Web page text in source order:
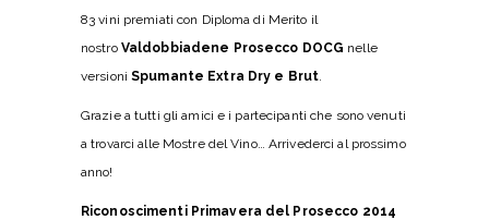
83 vini premiati con Diploma di Merito il
nostro Valdobbiadene Prosecco DOCG nelle
versioniSpumante Extra Dry e Brut.
Grazie a tutti gli amici e i partecipanti che sono venuti
a trovarci alle Mostre del Vino… Arrivederci al prossimo
anno!
Riconoscimenti Primavera del Prosecco 2014